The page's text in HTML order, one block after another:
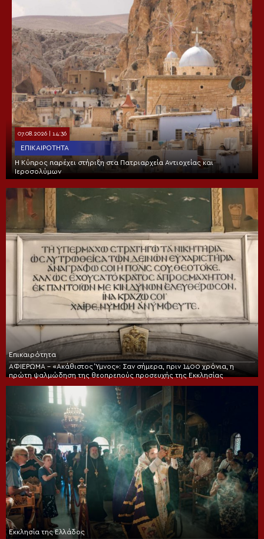
07.08.2026 | 14:36
ΕΠΙΚΑΙΡΌΤΗΤΑ
Η Κύπρος παρέχει στήριξη στα Πατριαρχεία Αντιοχείας και
Ιεροσολύμων
Επικαιρότητα
ΑΦΙΕΡΩΜΑ – «Ακάθιστος Ύμνος»: Σαν σήμερα, πριν 1400 χρόνια, η
πρώτη ψαλμώδηση της θεοπρεπούς προσευχής της Εκκλησίας
Εκκλησία της Ελλάδος